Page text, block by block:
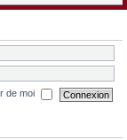
de moi